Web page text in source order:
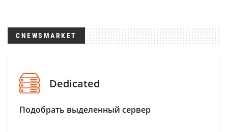
CNEWSMARKET
Dedicated
Подобрать выделенный сервер